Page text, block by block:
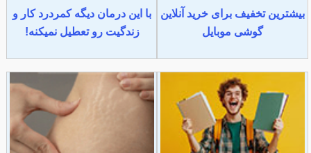
بیشترین تخفیف برای خرید آنلاین
گوشی موبایل
با این درمان دیگه کمردرد کار و
زندگیت رو تعطیل نمیکنه!